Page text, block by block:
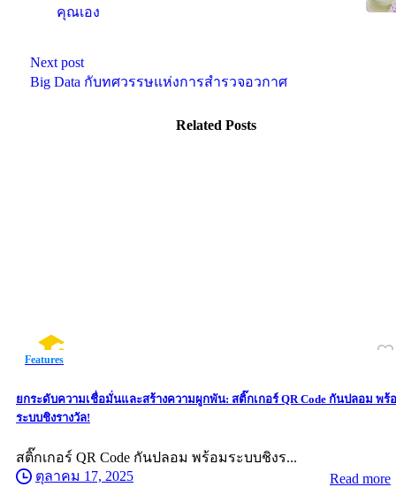
คุณเอง
Next post
Big Data กับทศวรรษแห่งการสำรวจอวกาศ
Related Posts
Features
ยกระดับความเชื่อมั่นและสร้างความผูกพัน: สติ๊กเกอร์ QR Code กันปลอม พร้
ระบบชิงรางวัล!
สติ๊กเกอร์ QR Code กันปลอม พร้อมระบบชิงร...
ตุลาคม 17, 2025
Read more